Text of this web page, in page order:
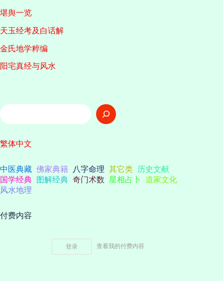
堪舆一览
天玉经考及白话解
金氏地学粹编
阳宅真经与风水
搜
索
繁体中文
中医典藏 佛家典籍 八字命理 其它类
历史文献
国学经典
图解经典 奇门术数 星相占卜
道家文化
风水地理
付费内容
登录 查看我的付费内容